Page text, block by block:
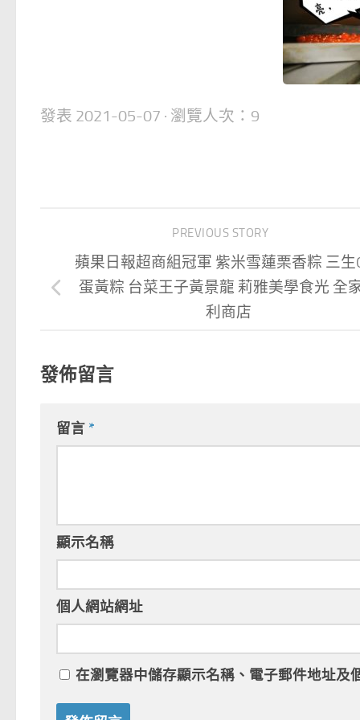
發表 2021-05-07 · 瀏覽人次：9
PREVIOUS STORY
蘋果日報超商組冠軍 紫米雪蓮栗香粽 三生
蛋黃粽 台菜王子黃景龍 莉雅美學食光 全
利商店
發佈留言
留言 *
顯示名稱
個人網站網址
在瀏覽器中儲存顯示名稱、電子郵件地址及